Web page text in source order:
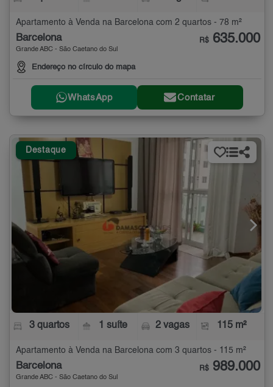
Apartamento à Venda na Barcelona com 2 quartos - 78 m²
Barcelona
Grande ABC - São Caetano do Sul
Endereço no círculo do mapa
R$ 635.000
WhatsApp Contatar
Destaque
3 quartos 1 suíte 2 vagas 115 m²
Apartamento à Venda na Barcelona com 3 quartos - 115 m²
Barcelona
Grande ABC - São Caetano do Sul
R$ 989.000